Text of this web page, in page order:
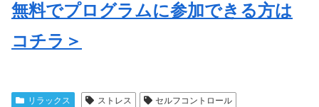
無料でプログラムに参加できる方は
コチラ＞
リラックス ストレス
セルフコントロール